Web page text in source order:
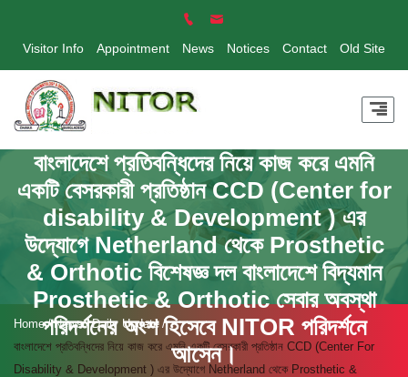
Visitor Info Appointment News Notices Contact Old Site
বাংলাদেশে প্রতিবন্ধিদের নিয়ে কাজ করে এমনি
একটি বেসরকারী প্রতিষ্ঠান CCD (Center for
disability & Development ) এর
উদ্যোগে Netherland থেকে Prosthetic
& Orthotic বিশেষজ্ঞ দল বাংলাদেশে বিদ্যমান
Prosthetic & Orthotic সেবার অবস্থা
পরিদর্শনের অংশ হিসেবে NITOR পরিদর্শনে
আসেন।
Home News
Daily Update
বাংলাদেশে প্রতিবন্ধিদের নিয়ে কাজ করে এমনি একটি বেসরকারী প্রতিষ্ঠান CCD (Center For
Disability & Development ) এর উদ্যোগে Netherland থেকে Prosthetic &